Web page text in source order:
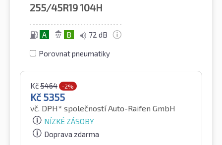
255/45R19104H
A B 72 dB
Porovnat pneumatiky
Kč5464 -2%
Kč 5355
vč. DPH* společností Auto-Raifen GmbH
NÍZKÉ ZÁSOBY
Doprava zdarma